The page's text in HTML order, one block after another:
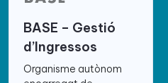
BASE – Gestió
d’Ingressos
Organisme autònom